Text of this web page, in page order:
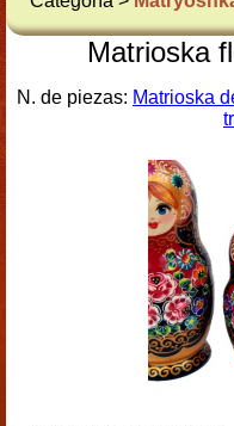
Matrioska
N. de piezas: Matrioska